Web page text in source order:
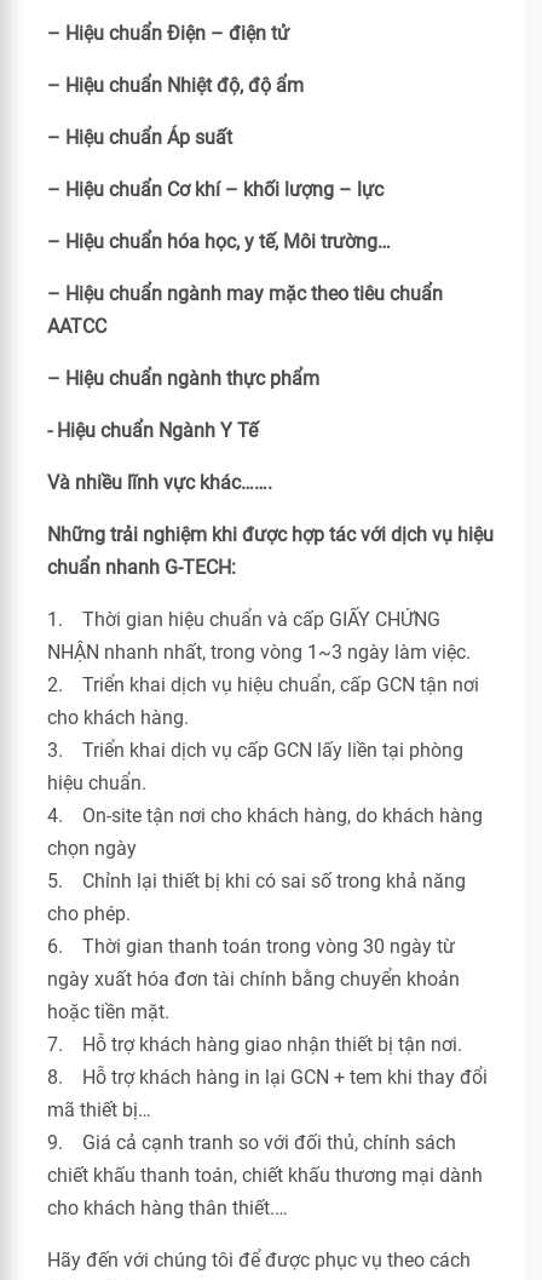
– Hiệu chuẩn Điện – điện tử
– Hiệu chuẩn Nhiệt độ, độ ẩm
– Hiệu chuẩn Áp suất
– Hiệu chuẩn Cơ khí – khối lượng – lực
– Hiệu chuẩn hóa học, y tế, Môi trường…
– Hiệu chuẩn ngành may mặc theo tiêu chuẩn
AATCC
– Hiệu chuẩn ngành thực phẩm
- Hiệu chuẩn Ngành Y Tế
Và nhiều lĩnh vực khác…….
Những trải nghiệm khi được hợp tác với dịch vụ hiệu
chuẩn nhanh G-TECH:
1. Thời gian hiệu chuẩn và cấp GIẤY CHỨNG
NHẬN nhanh nhất, trong vòng 1~3 ngày làm việc.
2. Triển khai dịch vụ hiệu chuẩn, cấp GCN tận nơi
cho khách hàng.
3. Triển khai dịch vụ cấp GCN lấy liền tại phòng
hiệu chuẩn.
4. On-site tận nơi cho khách hàng, do khách hàng
chọn ngày
5. Chỉnh lại thiết bị khi có sai số trong khả năng
cho phép.
6. Thời gian thanh toán trong vòng 30 ngày từ
ngày xuất hóa đơn tài chính bằng chuyển khoản
hoặc tiền mặt.
7. Hỗ trợ khách hàng giao nhận thiết bị tận nơi.
8. Hỗ trợ khách hàng in lại GCN + tem khi thay đổi
mã thiết bị…
9. Giá cả cạnh tranh so với đối thủ, chính sách
chiết khấu thanh toán, chiết khấu thương mại dành
cho khách hàng thân thiết.…
Hãy đến với chúng tôi để được phục vụ theo cách